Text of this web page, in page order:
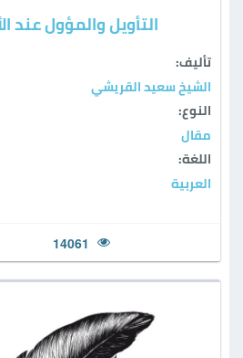
التأويل والمؤول عند
تأليف:
الشيخ سعيد القريشي
النوع:
مقال
اللغة:
العربية
14061